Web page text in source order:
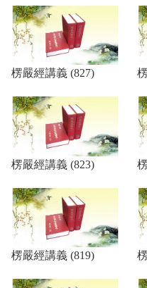
楞嚴經講義 (827)
楞嚴經講義 (823)
楞嚴經講義 (819)